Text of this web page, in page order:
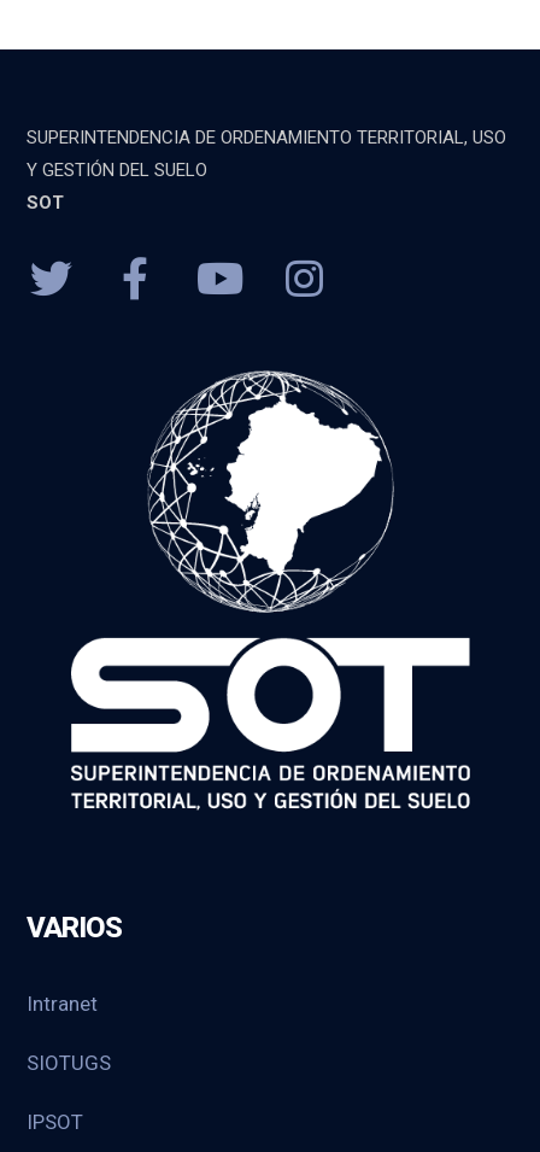
SUPERINTENDENCIA DE ORDENAMIENTO TERRITORIAL, USO
Y GESTIÓN DEL SUELO
SOT
VARIOS
Intranet
SIOTUGS
IPSOT